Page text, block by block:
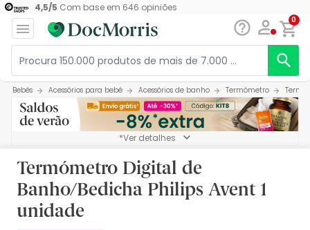
4,5/5 Com base em 646 opiniões
0
Bebés Acessórios para bebé Acessórios de banho Termómetro
*Ver detalhes
Termómetro Digital de
Banho/Bedicha Philips Avent 1
unidade